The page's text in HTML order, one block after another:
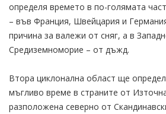
определя времето в по-голямата
– във Франция, Швейцария и
причина за валежи от сняг, а в
Средиземноморие – от дъжд.
Втора циклонална област ще
мъгливо време в страните от
разположена северно от